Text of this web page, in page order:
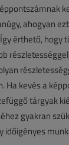
ahogyan
érthető, hogy
Ha kevés a
tárgyak
gyakran
időigényes